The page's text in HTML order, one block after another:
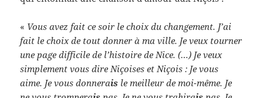
« Vous avez fait ce soir le choix du changement. J’ai
fait le choix de tout donner à ma ville. Je veux tourner
une page difficile de l’histoire de Nice. (…) Je veux
simplement vous dire Niçoises et Niçois : Je vous
aime. Je vous donnerais le meilleur de moi-même. Je